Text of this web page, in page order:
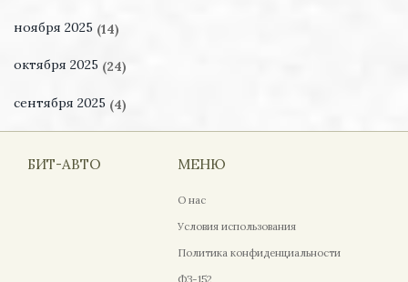
ноября 2025 (14)
октября 2025 (24)
сентября 2025 (4)
БИТ-АВТО МЕНЮ
О нас
Условия использования
Политика конфиденциальности
ФЗ-152